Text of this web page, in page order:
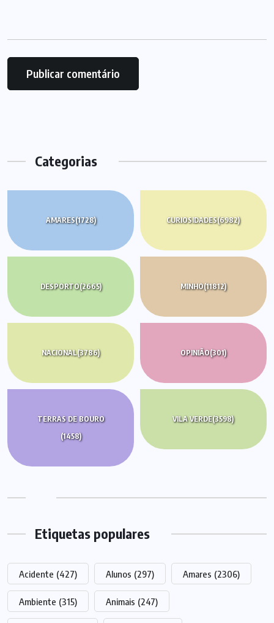
Categorias
AMARES(1728) CURIOSIDADES(6982)
DESPORTO(2665) MINHO(11812)
NACIONAL(3786) OPINIÃO(301)
TERRAS DE BOURO
(1458)
VILA VERDE(3598)
Etiquetas populares
Acidente (427) Alunos (297) Amares (2306)
Ambiente (315) Animais (247)